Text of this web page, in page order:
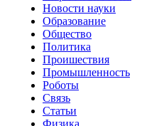
Новости науки
Образование
Общество
Политика
Проишествия
Промышленность
Роботы
Связь
Статьи
Физика